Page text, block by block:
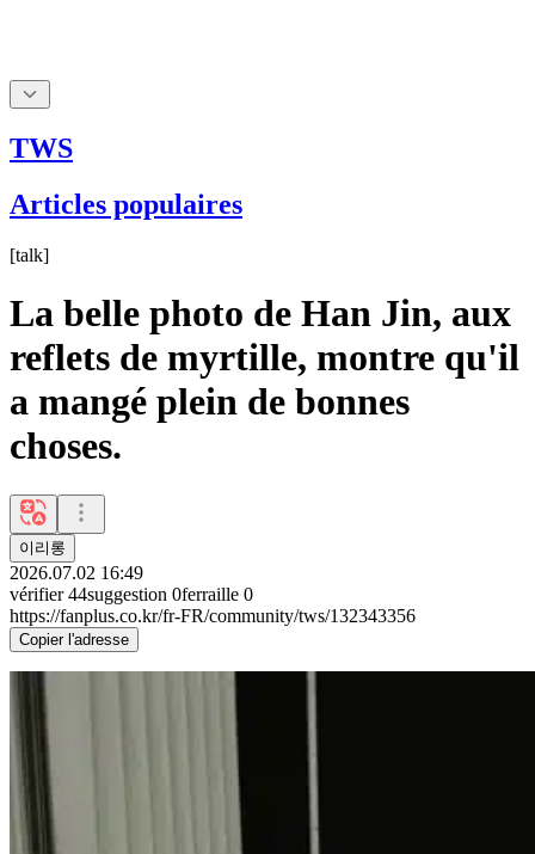
TWS
Articles populaires
[talk]
La belle photo de Han Jin, aux
reflets de myrtille, montre qu'il
a mangé plein de bonnes
choses.
이리롱
2026.07.02 16:49
vérifier 44suggestion 0ferraille 0
https://fanplus.co.kr/fr-FR/community/tws/132343356
Copier l'adresse